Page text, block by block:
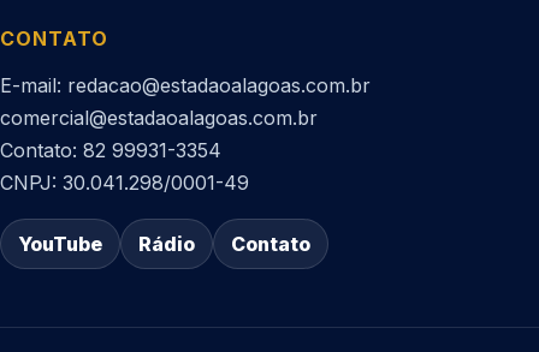
CONTATO
E-mail: redacao@estadaoalagoas.com.br
comercial@estadaoalagoas.com.br
Contato: 82 99931-3354
CNPJ: 30.041.298/0001-49
YouTube Rádio Contato